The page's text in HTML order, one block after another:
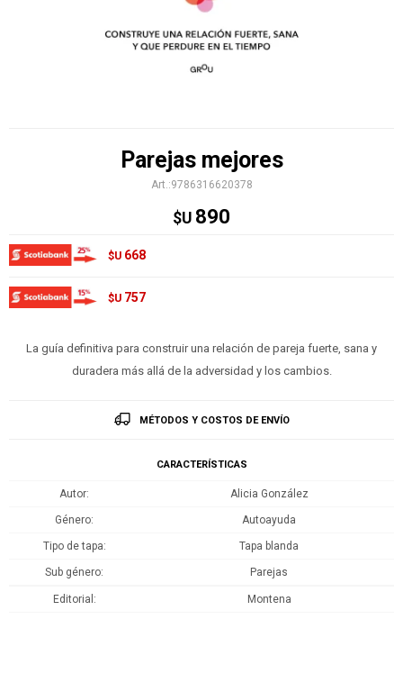
Parejas mejores
9786316620378
$U 890
$U 668
$U 757
La guía definitiva para construir una relación de pareja fuerte, sana y
duradera más allá de la adversidad y los cambios.
MÉTODOS Y COSTOS DE ENVÍO
CARACTERÍSTICAS
Autor Alicia González
Género Autoayuda
Tipo de tapa Tapa blanda
Sub género Parejas
Editorial Montena